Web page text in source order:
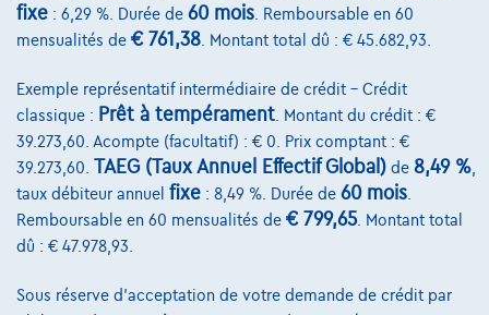
fixe : 6,29 %. Durée de 60 mois . Remboursable en 60
mensualités de € 761,38 . Montant total dû : € 45.682,93.
Exemple représentatif intermédiaire de crédit – Crédit
classique : Prêt à tempérament . Montant du crédit : €
39.273,60. Acompte (facultatif) : € 0. Prix comptant : €
39.273,60. TAEG (Taux Annuel Effectif Global) de 8,49 %
taux débiteur annuel fixe : 8,49 %. Durée de 60 mois
Remboursable en 60 mensualités de € 799,65. Montant total
dû : € 47.978,93.
Sous réserve d'acceptation de votre demande de crédit par
Conditions Générales
Protection Des Données
Politique Des Cookies
Charte de qualité
Site Map
Login